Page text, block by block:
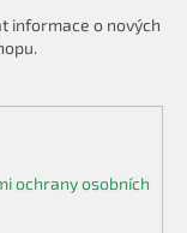
informace o nových
ochrany osobních